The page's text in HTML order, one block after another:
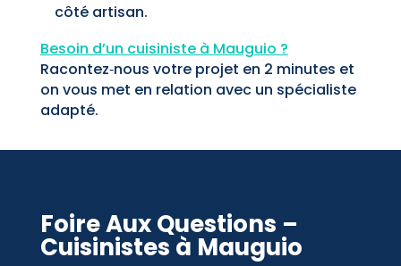
côté artisan.
Besoin d’un cuisiniste à Mauguio ?
Racontez‑nous votre projet en 2 minutes et
on vous met en relation avec un spécialiste
adapté.
Foire Aux Questions –
Cuisinistes à Mauguio